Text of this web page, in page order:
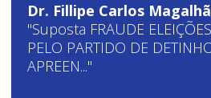
Dr. Fillipe Carlos
"Suposta FRAUDE
PELO PARTIDO DE
APREEN..."